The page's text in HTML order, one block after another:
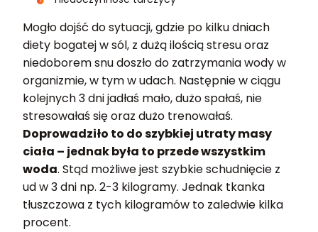
Mogło dojść do sytuacji, gdzie po kilku dniach
diety bogatej w sól, z dużą ilością stresu oraz
niedoborem snu doszło do zatrzymania wody w
organizmie, w tym w udach. Następnie w ciągu
kolejnych 3 dni jadłaś mało, dużo spałaś, nie
stresowałaś się oraz dużo trenowałaś.
Doprowadziło to do szybkiej utraty masy
ciała – jednak była to przede wszystkim
woda. Stąd możliwe jest szybkie schudnięcie z
ud w 3 dni np. 2-3 kilogramy. Jednak tkanka
tłuszczowa z tych kilogramów to zaledwie kilka
procent.